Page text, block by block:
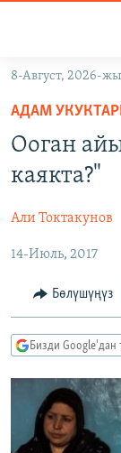
Навигацияга
өтүңүз
Издөөгө
салыңызКЫРГЫЗСТАН
ЭКОНОМИКА
МАДАНИЯТ
БОРБОР АЗИЯ
АТАЙЫН
ТВ
БҮГҮН АЗАТТЫКТА
БИЗ ЖАНА
ДАНИСТЕ
ЭЖЕ-СИҢДИЛЕР
ПОДКАСТ
ӨЗГӨЧӨ
ОНЛАЙН ШЕРИНЕ
8-Август, 2026-
АДАМ
Ооган
каякта?"
Али Токтакунов
14-Июль, 2017
Бөлүшүңүз
Бизди Google'дан